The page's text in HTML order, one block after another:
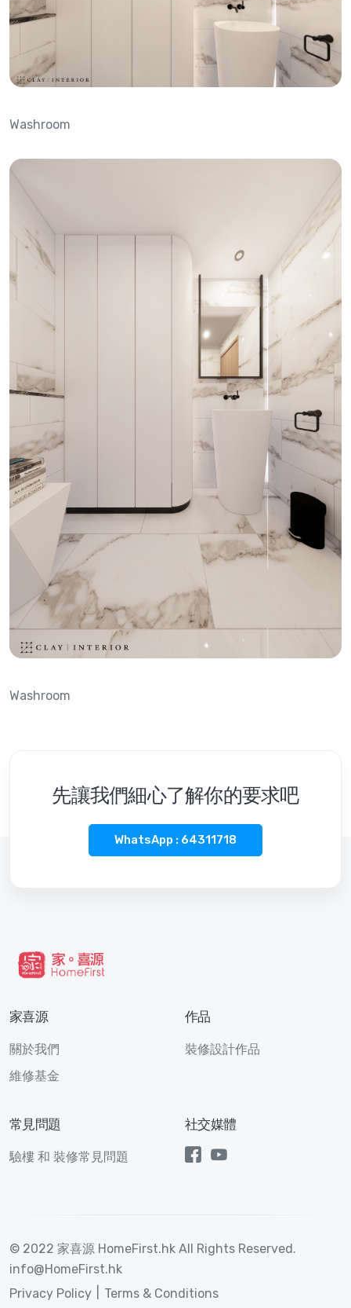
Washroom
Washroom
先讓我們細心了解你的要求吧
WhatsApp : 64311718
家喜源
關於我們
維修基金
作品
裝修設計作品
常見問題
驗樓 和 裝修常見問題
社交媒體
© 2022 家喜源 HomeFirst.hk All Rights Reserved.
info@HomeFirst.hk
Privacy Policy
Terms & Conditions